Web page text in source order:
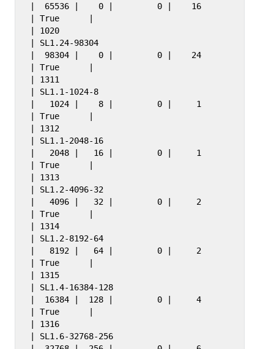
|  65536 |    0 |         0 |    16
| True      |
| 1020
| SL1.24-98304
|  98304 |    0 |         0 |    24
| True      |
| 1311
| SL1.1-1024-8
|   1024 |    8 |         0 |     1
| True      |
| 1312
| SL1.1-2048-16
|   2048 |   16 |         0 |     1
| True      |
| 1313
| SL1.2-4096-32
|   4096 |   32 |         0 |     2
| True      |
| 1314
| SL1.2-8192-64
|   8192 |   64 |         0 |     2
| True      |
| 1315
| SL1.4-16384-128
|  16384 |  128 |         0 |     4
| True      |
| 1316
| SL1.6-32768-256